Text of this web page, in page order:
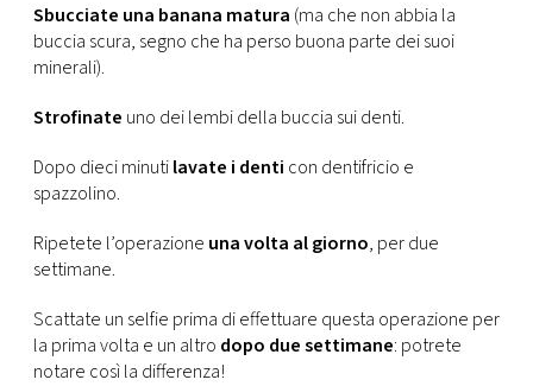
Sbucciate una banana matura (ma che non abbia la
buccia scura, segno che ha perso buona parte dei suoi
minerali).
Strofinate uno dei lembi della buccia sui denti.
Dopo dieci minutilavate i denti con dentifricio e
spazzolino.
Ripetete l’operazione una volta al giorno, per due
settimane.
Scattate un selfie prima di effettuare questa operazione per
la prima volta e un altro dopo due settimane: potrete
notare così la differenza!